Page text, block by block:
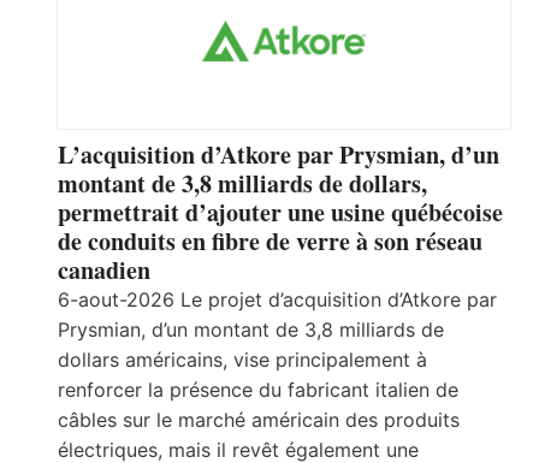
L’acquisition d’Atkore par Prysmian, d’un
montant de 3,8 milliards de dollars,
permettrait d’ajouter une usine québécoise
de conduits en fibre de verre à son réseau
canadien
6-aout-2026 Le projet d’acquisition d’Atkore par
Prysmian, d’un montant de 3,8 milliards de
dollars américains, vise principalement à
renforcer la présence du fabricant italien de
câbles sur le marché américain des produits
électriques, mais il revêt également une